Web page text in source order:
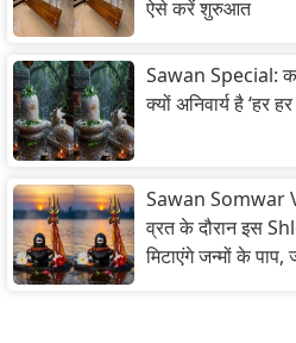
ऐसे करें शुरुआत
Sawan Special:
क्यों अनिवार्य है ‘हर
Sawan Somwar
व्रत के दौरान इस
मिटाएंगे जन्मों के